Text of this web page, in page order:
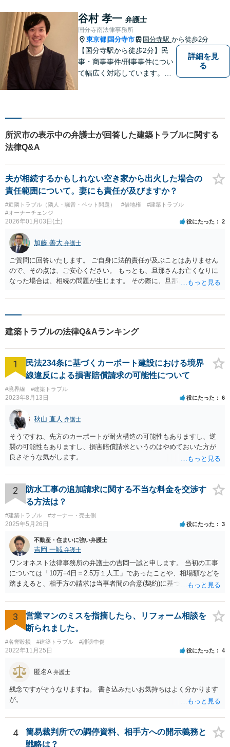
律相談・打ち合わせに力を入
れています。【万全のコロナ
対策】お気軽にご相談くださ
い。
谷村 孝一 弁護士
国分寺南法律事務所
東京都 国分寺市 国分寺駅 から徒歩2分
【国分寺駅から徒歩2分】民
事・商事事件/刑事事件につい
て幅広く対応しています。ま
詳細を見
る
所沢市の表示中の弁護士が回答した建築トラブルに関する
法律Q&A
夫が相続するかもしれない空き家から出火した場合の
責任範囲について。妻にも責任が及びますか？
#近隣トラブル（隣人・騒音・ペット問題） #借地権
#建築トラブル
#オーナーチェンジ
2026年01月03日(土) 役にたった 2
加藤 善大 弁護士
ご質問に回答いたします。 ご自身に法的責任が及ぶことはありません
ので、その点は、ご安心ください。 もっとも、旦那さんお亡くなりに
なった場合は、相続の問題が生じます。 その際に、旦那さんが損害賠
とにはなります。 また、建物は旦那さんも２分の１を相続したことに
る建物の相続問題が２０年以上未解決である理由が不明ではあります
お近くの弁護士に直接相談されて、今後の対応についてアドバイスを
求めることをおすすめいたします。 ご参考にしていただけますと幸い
建築トラブルの法律Q&Aランキング
1
民法234条に基づくカーポート建設における境界
線違反による損害賠償請求の可能性について
#境界線 #建築トラブル
2023年8月13日 役にたった 6
秋山 直人 弁護士
そうですね、先方のカーポートが耐火構造の可能性もありますし、逆
襲の可能性もありますし、損害賠償請求というのはやめておいた方が
良さそうな気がします。
2
防水工事の追加請求に関する不当な料金を交渉す
る方法は？
#建築トラブル #オーナー・売主側
2025年5月26日 役にたった 3
不動産・住まいに強い弁護士
吉岡 一誠 弁護士
ワンオネスト法律事務所の弁護士の吉岡一誠と申します。 当初の工事
については「10万÷4日＝2.5万１人工」であったことや、相場額などを
踏まえると、相手方の請求は当事者間の合意(契約)に基づかない不当な
か支払う意向がない旨を伝えて、減額の交渉をすべきでしょう。 相手
方の立場としても、裁判を起こす時間や労力、経済的コストその他裁
判が終わるまでキャッシュが入ってこないことなどがネックになり得
るでしょうから、減額に応じてくる可能性は大いにあるかと思いま
す。
3
営業マンのミスを指摘したら、リフォーム相談を
断られました。
#名誉毀損 #建築トラブル #誹謗中傷
2022年11月25日 役にたった 4
匿名A 弁護士
残念ですがそうなりますね。 書き込みたいお気持ちはよく分かります
が。
4
簡易裁判所での調停資料、相手方への開示義務と
戦略は？